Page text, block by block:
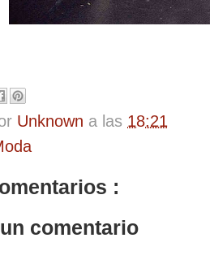
Unknown a las 18:21
:
comentario